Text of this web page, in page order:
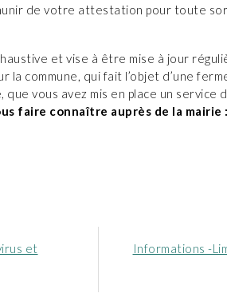
de votre attestation pour toute
et vise à être mise à jour
la commune, qui fait l’objet d’une
vous avez mis en place un service
faire connaître auprès de la mairie :
et
Article
Informations -